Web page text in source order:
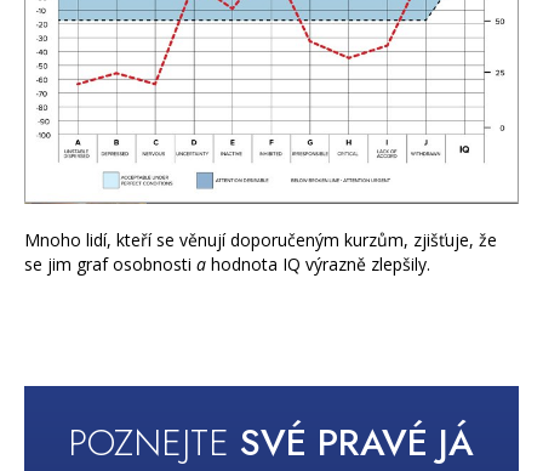
Mnoho lidí, kteří se věnují doporučeným kurzům, zjišťuje, že
se jim graf osobnosti a hodnota IQ výrazně zlepšily.
POZNEJTE SVÉ PRAVÉ JÁ